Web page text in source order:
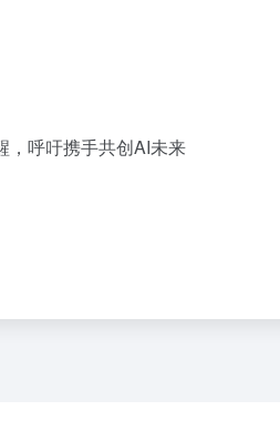
，呼吁携手共创AI未来